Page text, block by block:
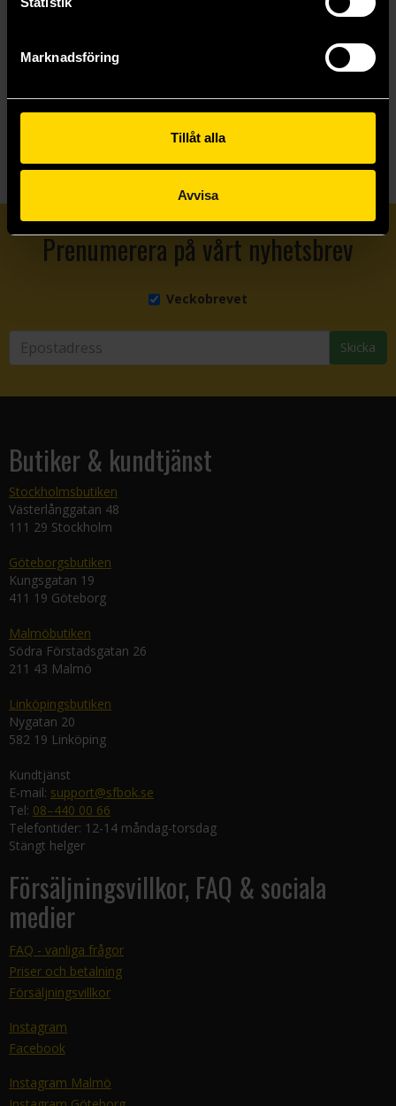
Marknadsföring
Tillåt alla
Avvisa
Visa allt
Prenumerera på vårt nyhetsbrev
Veckobrevet
Skicka
Butiker & kundtjänst
Stockholmsbutiken
Västerlånggatan 48
111 29 Stockholm
Göteborgsbutiken
Kungsgatan 19
411 19 Göteborg
Malmöbutiken
Södra Förstadsgatan 26
211 43 Malmö
Linköpingsbutiken
Nygatan 20
582 19 Linköping
Kundtjänst
E-mail: support@sfbok.se
Tel: 08–440 00 66
Telefontider: 12-14 måndag-torsdag
Stängt helger
Försäljningsvillkor, FAQ & sociala
medier
FAQ - vanliga frågor
Priser och betalning
Försäljningsvillkor
Instagram
Facebook
Instagram Malmö